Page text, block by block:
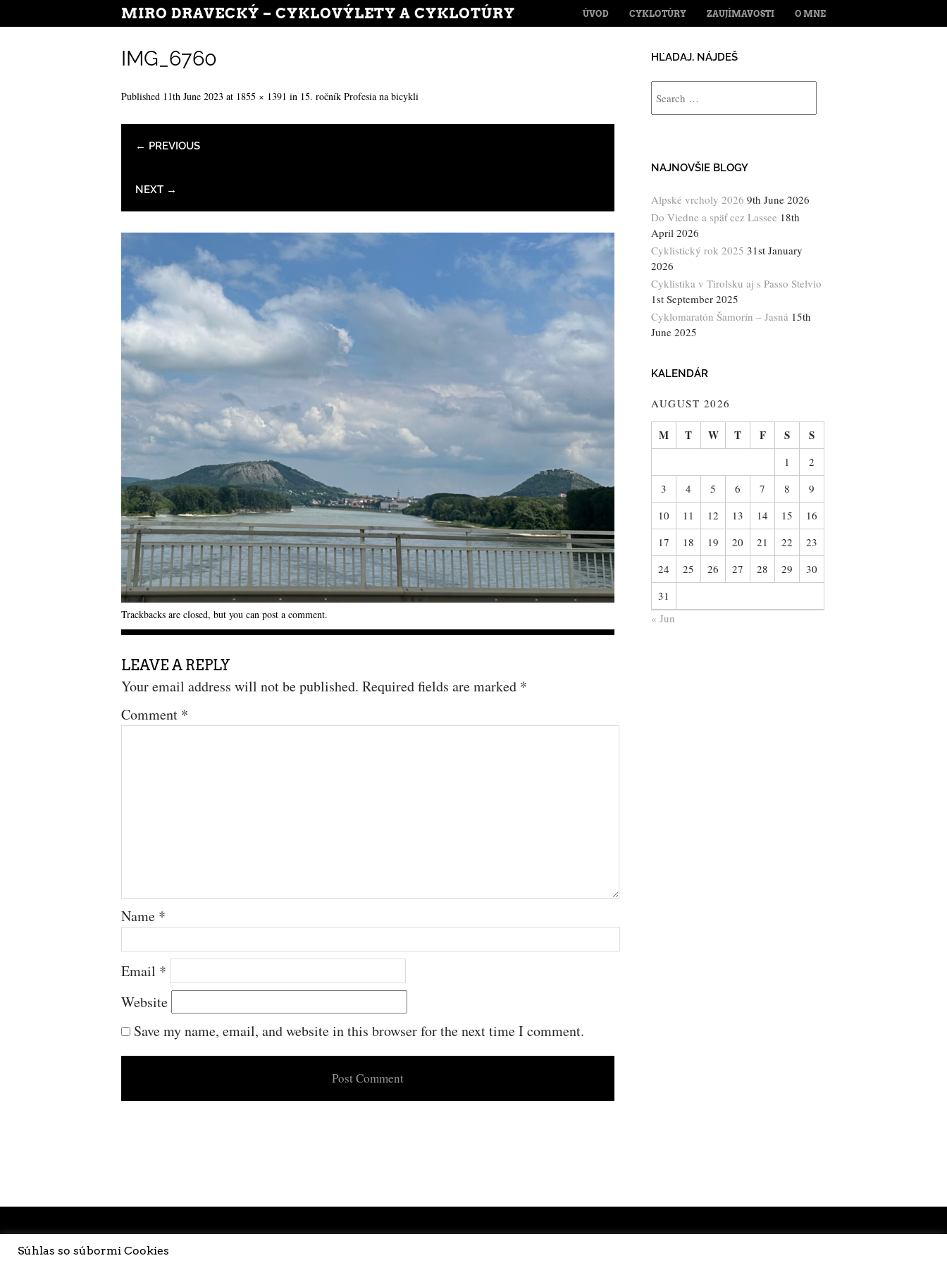
MIRO DRAVECKÝ – CYKLOVÝLETY A CYKLOTÚRY MENU
SKIP TO CONTENT
ÚVOD CYKLOTÚRY ZAUJÍMAVOSTI O MNE
IMG_6760
Published 11th June 2023 at 1855 × 1391 in 15. ročník Profesia na bicykli
← PREVIOUS
NEXT →
Trackbacks are closed, but you can post a comment.
LEAVE A REPLY
Your email address will not be published. Required fields are marked *
Comment *
Name *
Email *
Website
Save my name, email, and website in this browser for the next time I comment.
HĽADAJ, NÁJDEŠ
NAJNOVŠIE BLOGY
Alpské vrcholy 2026 9th June 2026
Do Viedne a späť cez Lassee 18th
April 2026
Cyklistický rok 2025 31st January
2026
Cyklistika v Tirolsku aj s Passo Stelvio
1st September 2025
Cyklomaratón Šamorín – Jasná 15th
June 2025
KALENDÁR
AUGUST 2026
M T W T F S S
1
2
3
4 5 6 7 8
9
10
11 12 13 14 15
16
17
18 19 20 21 22
23
24
25 26 27 28 29
30
31
« Jun
Súhlas so súbormi Cookies